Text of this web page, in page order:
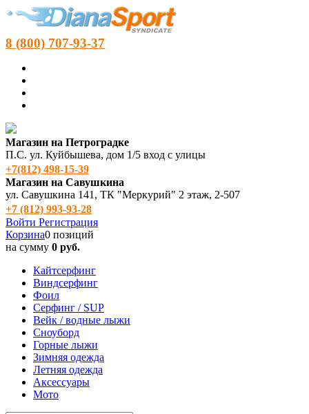
8 (800) 707-93-37
Магазин на Петроградке
П.С. ул. Куйбышева, дом 1/5 вход с улицы
+7(812) 498‑15-39
Магазин на Савушкина
ул. Савушкина 141, ТК "Меркурий" 2 этаж, 2-507
+7 (812) 993-93-28
Войти Регистрация
Корзина0 позиций
на сумму 0 руб.
Кайтсерфинг
Виндсерфинг
Фоил
Серфинг / SUP
Вейк / водные лыжи
Сноуборд
Горные лыжи
Зимняя одежда
Летняя одежда
Аксессуары
Мото